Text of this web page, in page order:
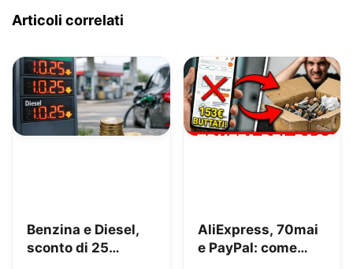
Articoli correlati
Benzina e Diesel,
sconto di 25
AliExpress, 70mai
e PayPal: come